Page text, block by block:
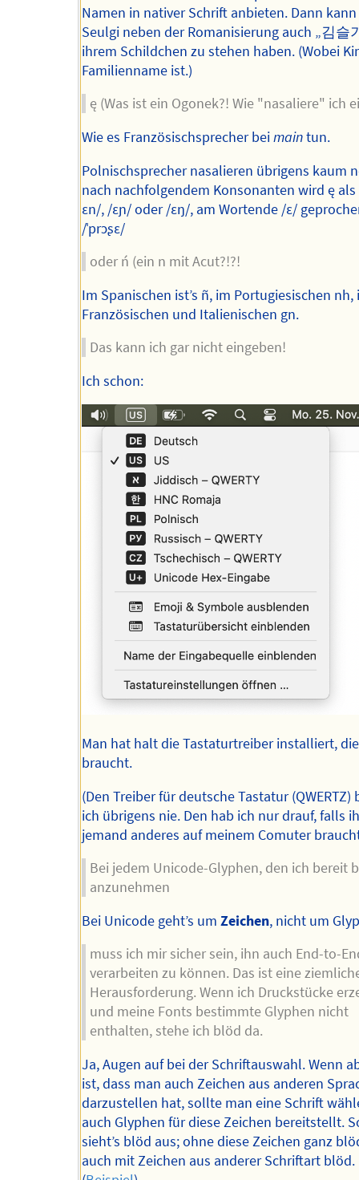
Namen in nativer Schrift anbieten. Dann
Seulgi neben der Romanisierung auch „김슬
ihrem Schildchen zu stehen haben. (Wobei
Familienname ist.)
ę (Was ist ein Ogonek?! Wie "nasaliere" ich
Wie es Französischsprecher beimaintun.
Polnischsprecher nasalieren übrigens kaum
nach nachfolgendem Konsonanten wird ę
ɛn/, /ɛɲ/ oder /ɛŋ/, am Wortende /ɛ/
/ˈprɔʂɛ/
oder ń (ein n mit Acut?!?!
Im Spanischen ist’s ñ, im Portugiesischen nh,
Französischen und Italienischen gn.
Das kann ich gar nicht eingeben!
Ich schon:
Man hat halt die Tastaturtreiber installiert,
braucht.
(Den Treiber für deutsche Tastatur (QWERTZ)
ich übrigens nie. Den hab ich nur drauf, falls
jemand anderes auf meinem Comuter
Bei jedem Unicode-Glyphen, den ich bereit
anzunehmen
Bei Unicode geht’s umZeichen, nicht um
muss ich mir sicher sein, ihn auch End-to-
verarbeiten zu können. Das ist eine
Herausforderung. Wenn ich Druckstücke
und meine Fonts bestimmte Glyphen nicht
enthalten, stehe ich blöd da.
Ja, Augen auf bei der Schriftauswahl. Wenn
ist, dass man auch Zeichen aus anderen
darzustellen hat, sollte man eine Schrift
auch Glyphen für diese Zeichen bereitstellt.
sieht’s blöd aus; ohne diese Zeichen ganz
auch mit Zeichen aus anderer Schriftart blöd.